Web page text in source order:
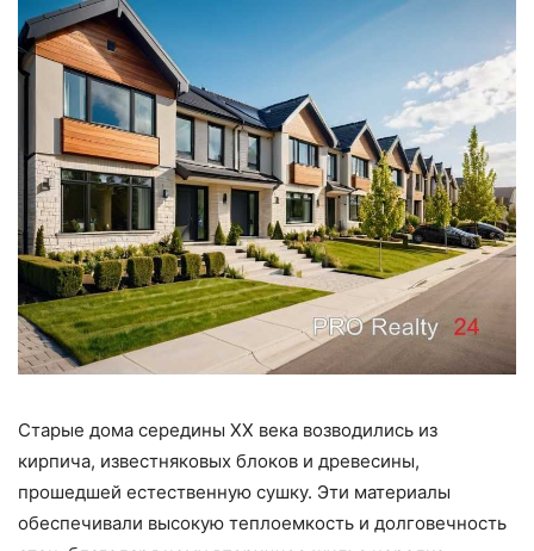
Старые дома середины XX века возводились из
кирпича, известняковых блоков и древесины,
прошедшей естественную сушку. Эти материалы
обеспечивали высокую теплоемкость и долговечность